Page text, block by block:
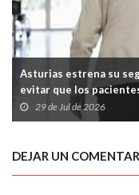
Asturias estrena su
evitar que los
Servicios Sociales
29 de Jul de 2026
DEJAR UN